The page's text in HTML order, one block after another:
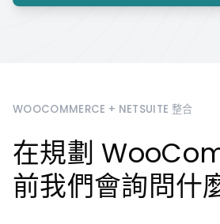
WOOCOMMERCE + NETSUITE 整合
在規劃
前我們會詢問什